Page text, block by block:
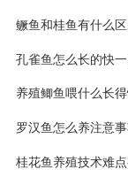
鳜鱼和桂鱼有什么
孔雀鱼怎么长的快
养殖鲫鱼喂什么长
罗汉鱼怎么养注意
桂花鱼养殖技术难